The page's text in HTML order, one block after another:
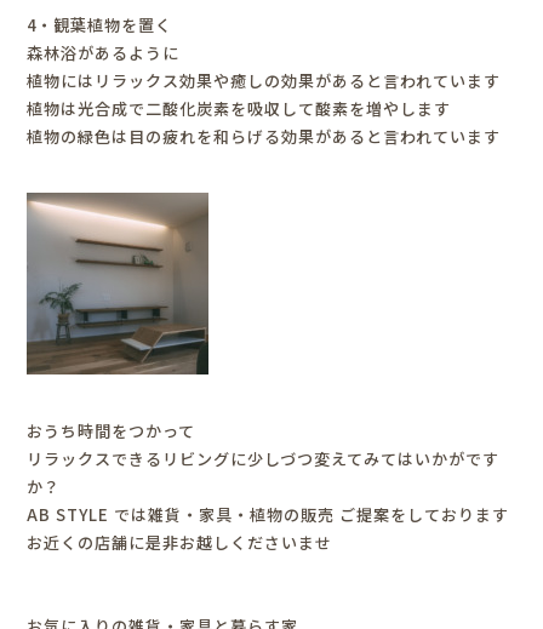
4・観葉植物を置く
森林浴があるように
植物にはリラックス効果や癒しの効果があると言われています
植物は光合成で二酸化炭素を吸収して酸素を増やします
植物の緑色は目の疲れを和らげる効果があると言われています
おうち時間をつかって
リラックスできるリビングに少しづつ変えてみてはいかがです
か？
AB STYLE では雑貨・家具・植物の販売 ご提案をしております
お近くの店舗に是非お越しくださいませ